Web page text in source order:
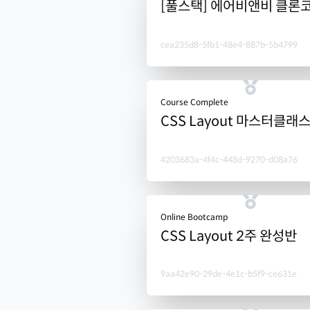
[풀스택] 에어비앤비 클론
cea235d8-5fb1-48e4-887b-5b4799
Course Complete
CSS Layout 마스터클래스
4203683a-4f4c-448d-9270-d08a76
Online Bootcamp
CSS Layout 2주 완성반
9aa42e90-29de-4e1c-b5f9-ce631e